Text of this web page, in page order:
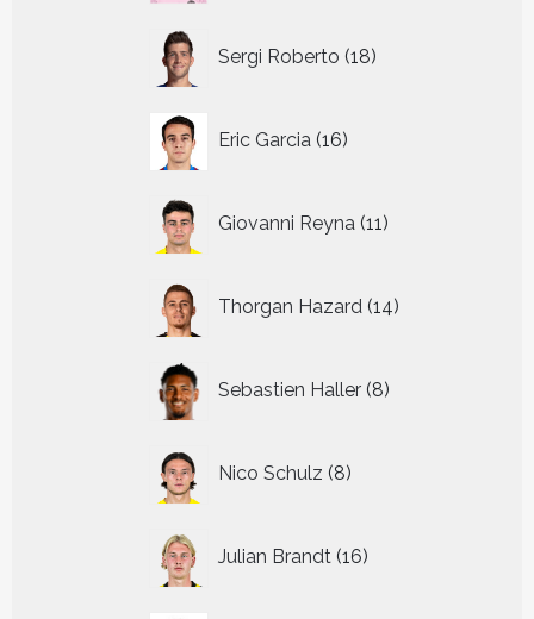
Sergi Roberto 18
producten
Eric Garcia 16
producten
Giovanni Reyna 11
producten
Thorgan Hazard 14
producten
Sebastien Haller 8
producten
Nico Schulz 8
producten
Julian Brandt 16
producten